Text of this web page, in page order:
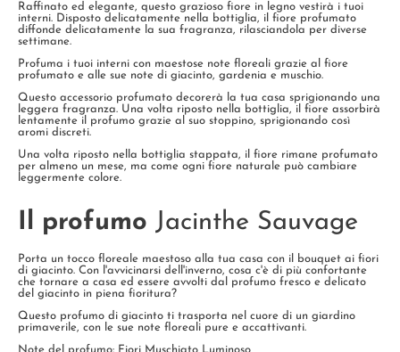
Raffinato ed elegante, questo grazioso fiore in legno vestirà i tuoi
interni. Disposto delicatamente nella bottiglia, il fiore profumato
diffonde delicatamente la sua fragranza, rilasciandola per diverse
settimane.
Profuma i tuoi interni con maestose note floreali grazie al fiore
profumato e alle sue note di giacinto, gardenia e muschio.
Questo accessorio profumato decorerà la tua casa sprigionando una
leggera fragranza. Una volta riposto nella bottiglia, il fiore assorbirà
lentamente il profumo grazie al suo stoppino, sprigionando così
aromi discreti.
Una volta riposto nella bottiglia stappata, il fiore rimane profumato
per almeno un mese, ma come ogni fiore naturale può cambiare
leggermente colore.
Il profumo Jacinthe Sauvage
Porta un tocco floreale maestoso alla tua casa con il bouquet ai fiori
di giacinto. Con l'avvicinarsi dell'inverno, cosa c'è di più confortante
che tornare a casa ed essere avvolti dal profumo fresco e delicato
del giacinto in piena fioritura?
Questo profumo di giacinto ti trasporta nel cuore di un giardino
primaverile, con le sue note floreali pure e accattivanti.